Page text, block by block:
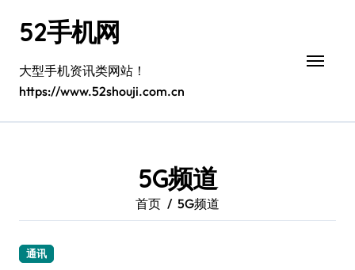
52手机网
大型手机资讯类网站！
https://www.52shouji.com.cn
5G频道
首页 5G频道
通讯